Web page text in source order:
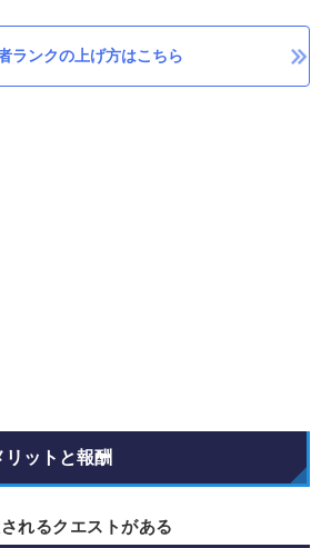
ランクの上げ方はこちら
ットと報酬
れるクエストがある